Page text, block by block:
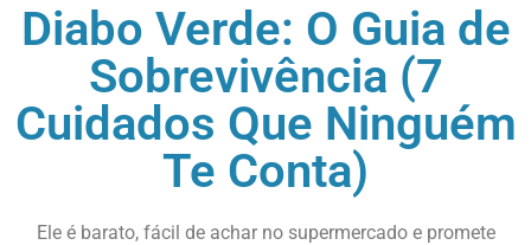
Diabo Verde: O Guia de
Sobrevivência (7
Cuidados Que Ninguém
Te Conta)
Ele é barato, fácil de achar no supermercado e promete